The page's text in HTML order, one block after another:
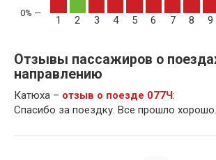
1 2 3 4 5 6 7 8 9
Отзывы пассажиров о
направлению
Катюха – отзыв о поезде 077Ч:
Спасибо за поездку. Все прошло хорошо.